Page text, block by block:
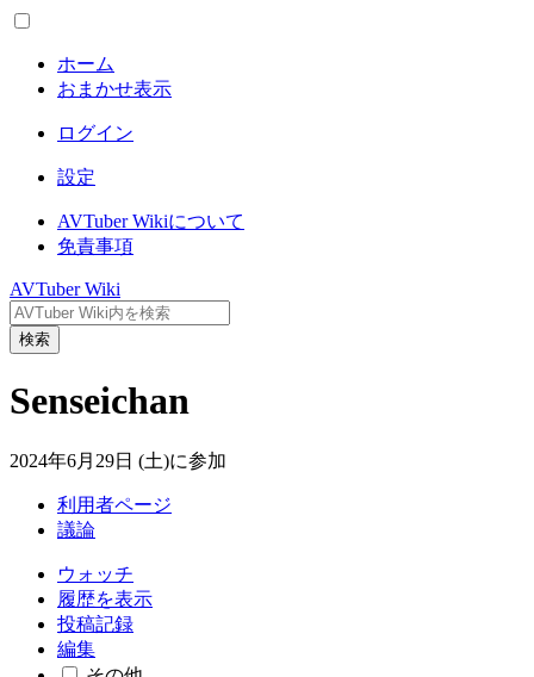
ホーム
おまかせ表示
ログイン
設定
AVTuber Wikiについて
免責事項
AVTuber Wiki
検索
Senseichan
2024年6月29日 (土)に参加
利用者ページ
議論
ウォッチ
履歴を表示
投稿記録
編集